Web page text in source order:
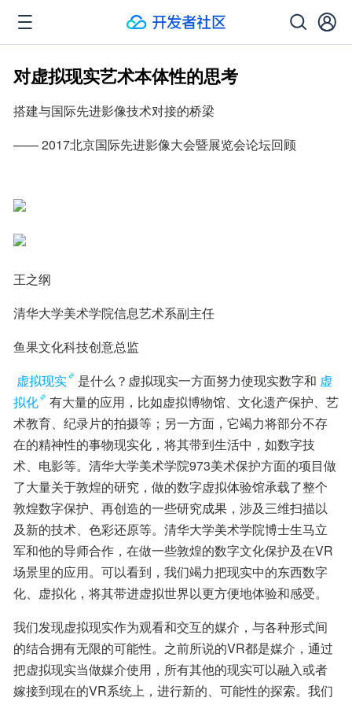
对虚拟现实艺术本体性的思考
搭建与国际先进影像技术对接的桥梁
—— 2017北京国际先进影像大会暨展览会论坛回顾
王之纲
清华大学美术学院信息艺术系副主任
鱼果文化科技创意总监
虚拟现实
是什么？虚拟现实一方面努力使现实数字和 虚
拟化
有大量的应用，比如虚拟博物馆、文化遗产保护、艺
术教育、纪录片的拍摄等；另一方面，它竭力将部分不存
在的精神性的事物现实化，将其带到生活中，如数字技
术、电影等。清华大学美术学院973美术保护方面的项目做
了大量关于敦煌的研究，做的数字虚拟体验馆承载了整个
敦煌数字保护、再创造的一些研究成果，涉及三维扫描以
及新的技术、色彩还原等。清华大学美术学院博士生马立
军和他的导师合作，在做一些敦煌的数字文化保护及在VR
场景里的应用。可以看到，我们竭力把现实中的东西数字
化、虚拟化，将其带进虚拟世界以更方便地体验和感受。
我们发现虚拟现实作为观看和交互的媒介，与各种形式间
的结合拥有无限的可能性。之前所说的VR都是媒介，通过
把虚拟现实当做媒介使用，所有其他的现实可以融入或者
嫁接到现在的VR系统上，进行新的、可能性的探索。我们